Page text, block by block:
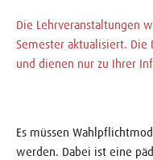
Die Lehrveranstaltungen
Semester aktualisiert. Die
und dienen nur zu Ihrer
Es müssen
werden. Dabei ist eine